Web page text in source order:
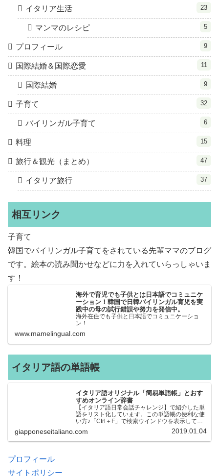
イタリア生活 23
マンマのレシピ 5
プロフィール 9
国際結婚＆国際恋愛 11
国際結婚 9
子育て 32
バイリンガル子育て 6
料理 15
旅行＆観光（まとめ） 47
イタリア旅行 37
相互リンク
子育て
韓国でバイリンガル子育てをされている先輩ママのブログ
です。絵本の読み聞かせなどに力を入れていらっしゃいま
す！
海外で育児でも子供とは日本語でコミュニケ
ーション！韓国で日韓バイリンガル育児を実
践中の母の試行錯誤や努力を発信中。
海外在住でも子供と日本語でコミュニケーショ
ン！
www.mamelingual.com
イタリア語の単語帳
イタリア語オリジナル「簡易単語帳」とおす
すめオンライン辞書
【イタリア語日常会話チャレンジ】で紹介した単
語をリスト化しています。この単語帳の便利な使
い方♪「Ctrl＋F」で検索ウインドウを表示して、
知りたい単語を探すことができます。イタリア語
→日本語、日本語→イタリア語 どちらでも検索
できるので、良…
giapponeseitaliano.com 2019.01.04
プロフィール
サイトポリシー